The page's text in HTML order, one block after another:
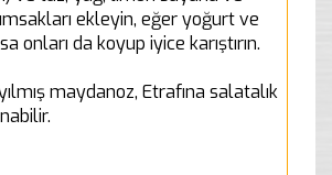
ekleyin, eğer yoğurt ve
onları da koyup iyice karıştırın.
maydanoz, Etrafına salatalık